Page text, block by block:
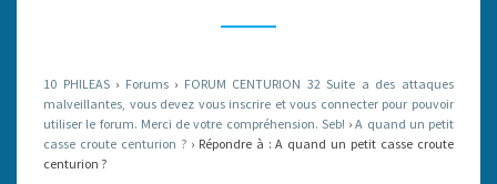
CROUTE
CENTURION
10 PHILEAS › Forums › FORUM CENTURION 32 Suite a des attaques
malveillantes, vous devez vous inscrire et vous connecter pour pouvoir
utiliser le forum. Merci de votre compréhension. Seb! › A quand un petit
casse croute centurion ? › Répondre à : A quand un petit casse croute
centurion ?